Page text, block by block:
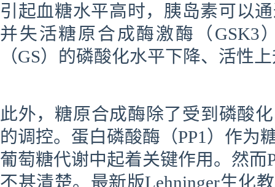
引起血糖水平高时，胰岛素可以
并失活糖原合成酶激酶（GSK3
（GS）的磷酸化水平下降、活性
此外，糖原合成酶除了受到磷酸
的调控。蛋白磷酸酶（PP1）作为
葡萄糖代谢中起着关键作用。然而
不甚清楚。最新版Lehninger生化